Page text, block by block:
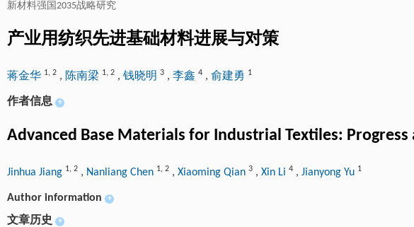
新材料强国2035战略研究
产业用纺织先进基础材料进展与对策
蒋金华 1, 2 , 陈南梁 1, 2 , 钱晓明 3 , 李鑫 4 , 俞建勇 1
作者信息 +
Advanced Base Materials for Industrial Textiles:
Jinhua Jiang 1, 2 , Nanliang Chen 1, 2 , Xiaoming Qian 3 , Xin Li 4 , Jianyong Yu 1
Author information +
文章历史 +